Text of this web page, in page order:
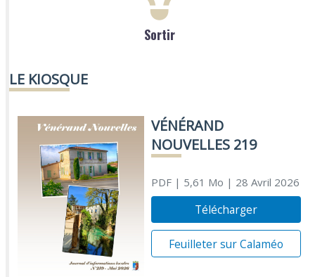
Sortir
LE KIOSQUE
VÉNÉRAND
NOUVELLES 219
PDF| 5,61 Mo | 28 Avril 2026
Télécharger
Feuilleter sur Calaméo